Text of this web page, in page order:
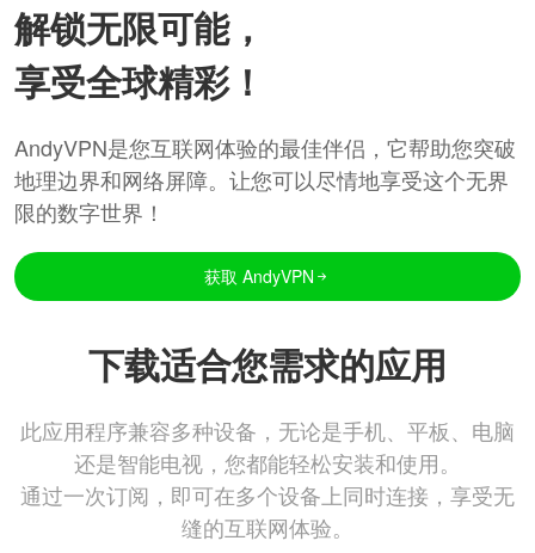
解锁无限可能，
享受全球精彩！
AndyVPN是您互联网体验的最佳伴侣，它帮助您突破
地理边界和网络屏障。让您可以尽情地享受这个无界
限的数字世界！
获取 AndyVPN
下载适合您需求的应用
此应用程序兼容多种设备，无论是手机、平板、电脑
还是智能电视，您都能轻松安装和使用。
通过一次订阅，即可在多个设备上同时连接，享受无
缝的互联网体验。